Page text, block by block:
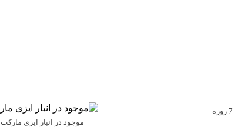
موجود در انبار ایزی مارکت